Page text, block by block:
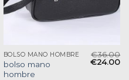
BOLSO MANO HOMBRE
bolso mano
hombre
€36.00
€24.00